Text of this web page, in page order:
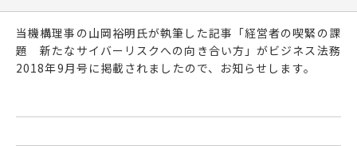
当機構理事の山岡裕明氏が執筆した記事「経営者の喫緊の課
題 新たなサイバーリスクへの向き合い方」がビジネス法務
2018年9月号に掲載されましたので、お知らせします。